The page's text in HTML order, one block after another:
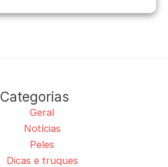
Categorias
Geral
Notícias
Peles
Dicas e truques